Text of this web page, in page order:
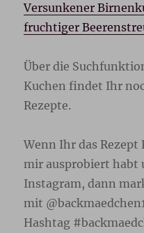
Versunkener
fruchtiger
Über die
Kuchen findet Ihr
Rezepte.
Wenn Ihr das
mir ausprobiert habt
Instagram, dann
mit
Hashtag